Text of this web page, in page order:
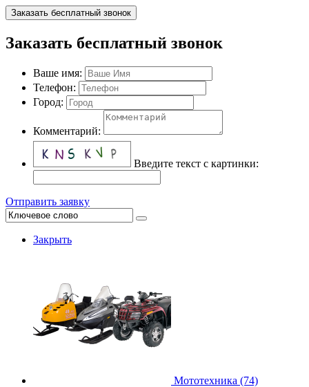
Заказать бесплатный звонок
Заказать бесплатный звонок
Ваше имя:
Телефон:
Город:
Комментарий:
Введите текст с картинки:
Отправить заявку
Закрыть
Мототехника (74)